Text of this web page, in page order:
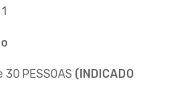
PESSOAS (INDICADO